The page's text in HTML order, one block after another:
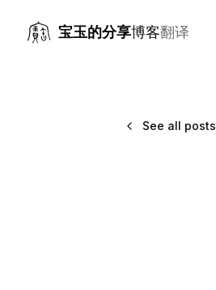
宝玉的分享博客翻译
See all posts